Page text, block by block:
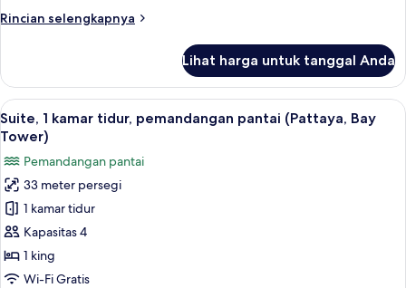
pemandangan
Tower)
Rincian selengkapnya
Rincian
Kamar
Standar,
2
Tempat
Twin,
pemandangan
laut
(Bay
Tower)
Lihat harga untuk tanggal Anda
Lihat
semua
untuk
Suite,
kamar
tidur,
pemandangan
Brankas, meja kerja, ruang kerja
7
Suite, 1 kamar tidur, pemandangan pantai (Pattaya, Bay
Tower)
Pemandangan pantai
33 meter persegi
1 kamar tidur
Kapasitas 4
1 king
Wi-Fi Gratis